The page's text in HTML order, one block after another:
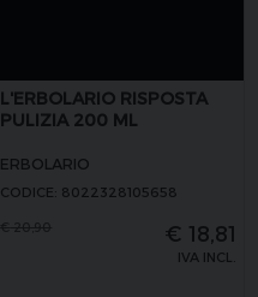
L'ERBOLARIO RISPOSTA
PULIZIA 200 ML
ERBOLARIO
CODICE: 8022328105658
€ 18,81
IVA INCL.